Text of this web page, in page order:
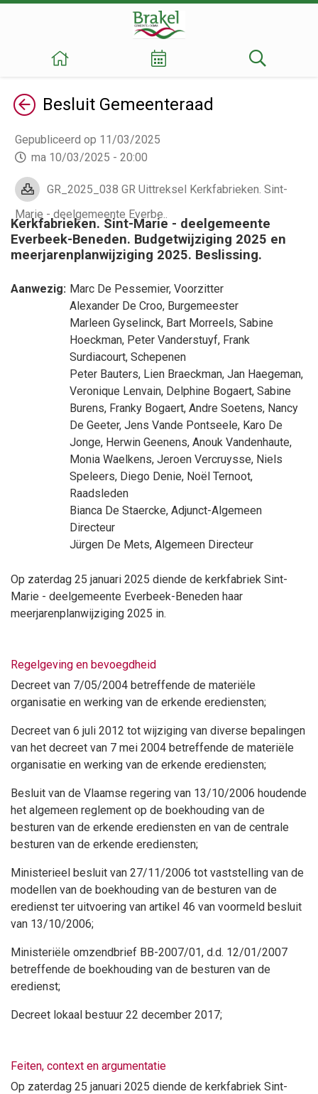
TerugBesluit Gemeenteraad
Gepubliceerd op 11/03/2025
ma 10/03/2025 - 20:00
GR_2025_038 GR Uittreksel Kerkfabrieken. Sint-
Marie - deelgemeente Everbe..
Kerkfabrieken. Sint-Marie - deelgemeente
Everbeek-Beneden. Budgetwijziging 2025 en
meerjarenplanwijziging 2025. Beslissing.
Aanwezig: Marc De Pessemier, Voorzitter
Alexander De Croo, Burgemeester
Marleen Gyselinck, Bart Morreels, Sabine
Hoeckman, Peter Vanderstuyf, Frank
Surdiacourt, Schepenen
Peter Bauters, Lien Braeckman, Jan Haegeman,
Veronique Lenvain, Delphine Bogaert, Sabine
Burens, Franky Bogaert, Andre Soetens, Nancy
De Geeter, Jens Vande Pontseele, Karo De
Jonge, Herwin Geenens, Anouk Vandenhaute,
Monia Waelkens, Jeroen Vercruysse, Niels
Speleers, Diego Denie, Noël Ternoot,
Raadsleden
Bianca De Staercke, Adjunct-Algemeen
Directeur
Jürgen De Mets, Algemeen Directeur
Op zaterdag 25 januari 2025 diende de kerkfabriek Sint-
Marie - deelgemeente Everbeek-Beneden haar
meerjarenplanwijziging 2025 in.
Regelgeving en bevoegdheid
Decreet van 7/05/2004 betreffende de materiële
organisatie en werking van de erkende erediensten;
Decreet van 6 juli 2012 tot wijziging van diverse bepalingen
van het decreet van 7 mei 2004 betreffende de materiële
organisatie en werking van de erkende erediensten;
Besluit van de Vlaamse regering van 13/10/2006 houdende
het algemeen reglement op de boekhouding van de
besturen van de erkende erediensten en van de centrale
besturen van de erkende erediensten;
Ministerieel besluit van 27/11/2006 tot vaststelling van de
modellen van de boekhouding van de besturen van de
eredienst ter uitvoering van artikel 46 van voormeld besluit
van 13/10/2006;
Ministeriële omzendbrief BB-2007/01, d.d. 12/01/2007
betreffende de boekhouding van de besturen van de
eredienst;
Decreet lokaal bestuur 22 december 2017;
Feiten, context en argumentatie
Op zaterdag 25 januari 2025 diende de kerkfabriek Sint-